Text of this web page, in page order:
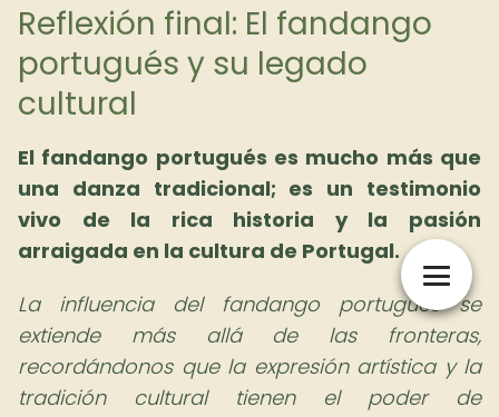
Reflexión final: El fandango
portugués y su legado
cultural
El fandango portugués es mucho más que
una danza tradicional; es un testimonio
vivo de la rica historia y la pasión
arraigada en la cultura de Portugal.
La influencia del fandango portugués se
extiende más allá de las fronteras,
recordándonos que la expresión artística y la
tradición cultural tienen el poder de